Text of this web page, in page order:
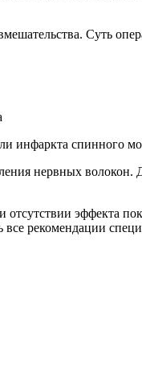
Суть
инфаркта спинного
нервных волокон.
эффекта
рекомендации